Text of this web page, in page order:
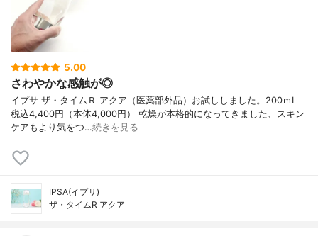
5.00
さわやかな感触が◎
イプサ ザ・タイムＲ アクア（医薬部外品）お試ししました。200ｍL
税込4,400円（本体4,000円） 乾燥が本格的になってきました、スキン
ケアもより気をつ…続きを見る
IPSA(イプサ)
ザ・タイムR アクア